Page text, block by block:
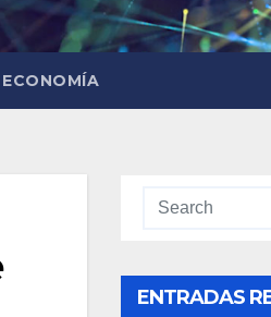
ECONOMÍA
ENTRADAS